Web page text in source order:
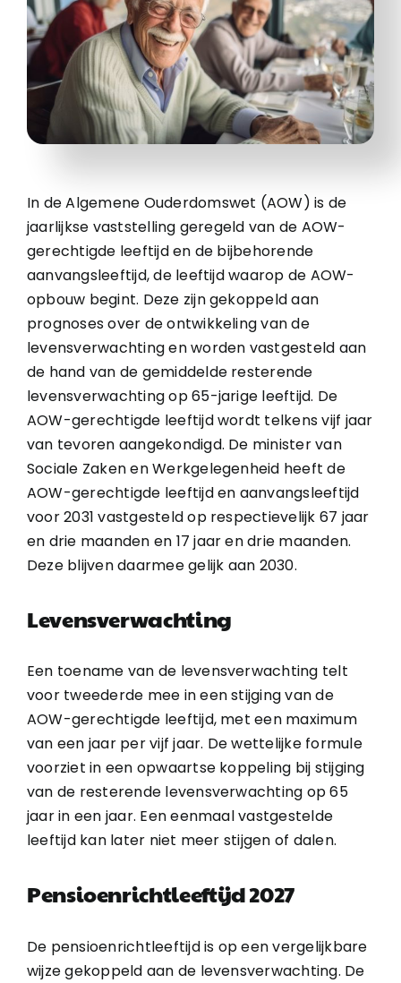
In de Algemene Ouderdomswet (AOW) is de
jaarlijkse vaststelling geregeld van de AOW-
gerechtigde leeftijd en de bijbehorende
aanvangsleeftijd, de leeftijd waarop de AOW-
opbouw begint. Deze zijn gekoppeld aan
prognoses over de ontwikkeling van de
levensverwachting en worden vastgesteld aan
de hand van de gemiddelde resterende
levensverwachting op 65-jarige leeftijd. De
AOW-gerechtigde leeftijd wordt telkens vijf jaar
van tevoren aangekondigd. De minister van
Sociale Zaken en Werkgelegenheid heeft de
AOW-gerechtigde leeftijd en aanvangsleeftijd
voor 2031 vastgesteld op respectievelijk 67 jaar
en drie maanden en 17 jaar en drie maanden.
Deze blijven daarmee gelijk aan 2030.
Levensverwachting
Een toename van de levensverwachting telt
voor tweederde mee in een stijging van de
AOW-gerechtigde leeftijd, met een maximum
van een jaar per vijf jaar. De wettelijke formule
voorziet in een opwaartse koppeling bij stijging
van de resterende levensverwachting op 65
jaar in een jaar. Een eenmaal vastgestelde
leeftijd kan later niet meer stijgen of dalen.
Pensioenrichtleeftijd 2027
De pensioenrichtleeftijd is op een vergelijkbare
wijze gekoppeld aan de levensverwachting. De